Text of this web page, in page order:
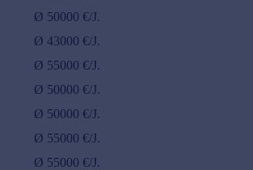
Ø 50000 €/J.
Ø43000 €/J.
Ø 55000 €/J.
Ø 50000 €/J.
Ø 50000 €/J.
Ø 55000 €/J.
Ø 55000 €/J.